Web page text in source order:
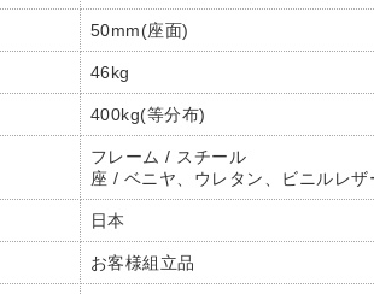
50mm(座面)
46kg
400kg(等分布)
フレーム / スチール
座 / ベニヤ、ウレタン、ビニルレザ
日本
お客様組立品